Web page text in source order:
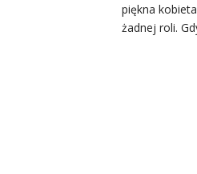
piękna
żadnej roli.